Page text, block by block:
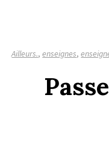
Ailleurs.,enseignes,